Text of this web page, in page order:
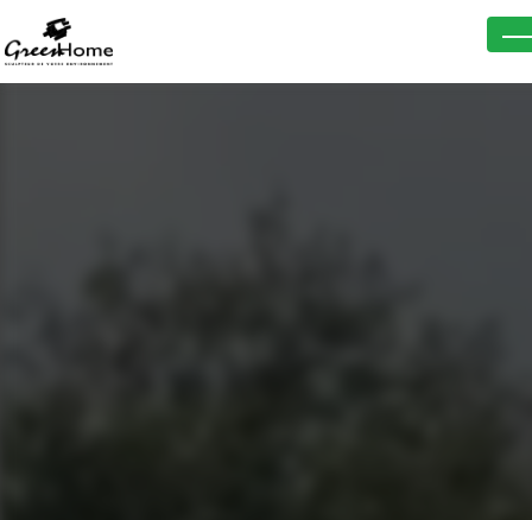
Panneau de gestion des cookies